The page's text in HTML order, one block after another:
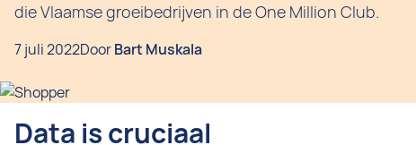
die Vlaamse groeibedrijven in de One Million Club.
7 juli 2022DoorBart Muskala
Data is cruciaal